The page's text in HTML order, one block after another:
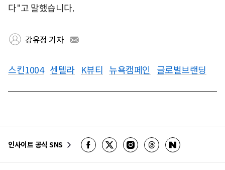
다"고 말했습니다.
강유정 기자
스킨1004 센텔라 K뷰티 뉴욕캠페인 글로벌브랜딩
인사이트 공식 SNS